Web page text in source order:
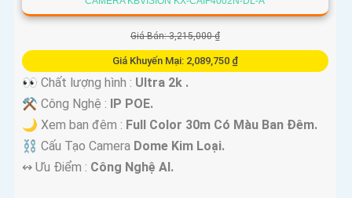
Giá Bán: 3,215,000 ₫
Giá Khuyến Mại: 2,089,750 ₫
️
👀 Chất lượng hình : Ultra 2k .
⚒ Công Nghệ :
IP POE.
🌙 Xem ban đêm : Full Color 30m Có Màu Ban Đêm.
⛓ Cấu Tạo Camera Dome Kim Loại.
️↭ Ưu Điểm : Công Nghệ AI.